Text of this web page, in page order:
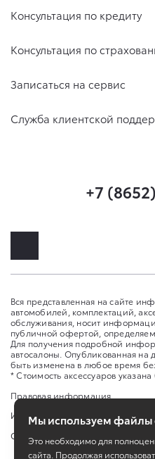
Консультация по кредиту
Консультация по
Записаться на сервис
Служба клиентской
+7
Вся представленная на сайте
автомобилей, комплектаций,
обслуживания, носит
публичной офертой,
Для получения подробной
автосалоны. Опубликованная
быть изменена в любое время
* Стоимость аксессуаров указана
Правовая информация
Изменить настройку cookies
Сбросить cookie
Мы используем файлы
Это необходимо для
сайта. Продолжая